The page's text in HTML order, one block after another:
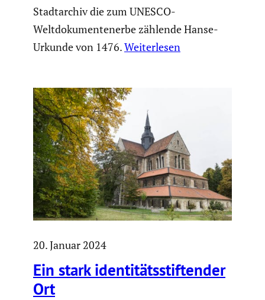
Stadtarchiv die zum UNESCO-
Weltdokumentenerbe zählende Hanse-
Urkunde von 1476.Weiterlesen
20. Januar 2024
Ein stark identi­täts­stif­tender
Ort